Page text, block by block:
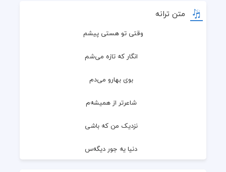
متن ترانه
وقتی تو هستی پیشم
  انگار که تازه می‌شم
  بوی بهارو می‌دم
  شاعرتر از همیشه‌م
  نزدیک من که باشی
  دنیا یه جورِ دیگه‌س